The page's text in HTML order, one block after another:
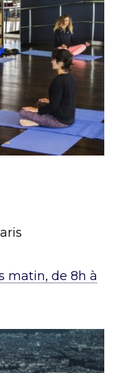
matin, de 8h à